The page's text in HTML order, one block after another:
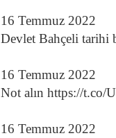
16 Temmuz 2022
Devlet Bahçeli tarihi
16 Temmuz 2022
Not alın https://t.co/
16 Temmuz 2022